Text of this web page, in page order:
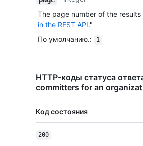
The page number of the
in the REST API."
По умолчанию.: 1
HTTP-коды статуса
committers for an
Код состояния
200